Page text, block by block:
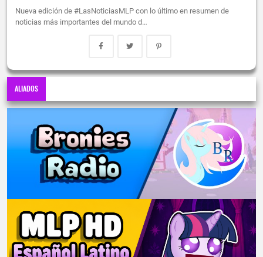
Nueva edición de #LasNoticiasMLP con lo último en resumen de
noticias más importantes del mundo d…
ALIADOS